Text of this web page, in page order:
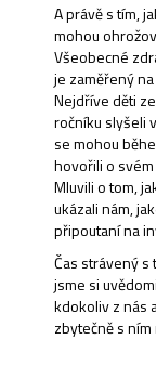
A právě s tím,
mohou
Všeobecné
je zaměřený
Nejdříve děti
ročníku slyšeli
se mohou
hovořili o
Mluvili o tom,
ukázali nám,
připoutaní na
Čas strávený s
jsme si
kdokoliv z nás
zbytečně s